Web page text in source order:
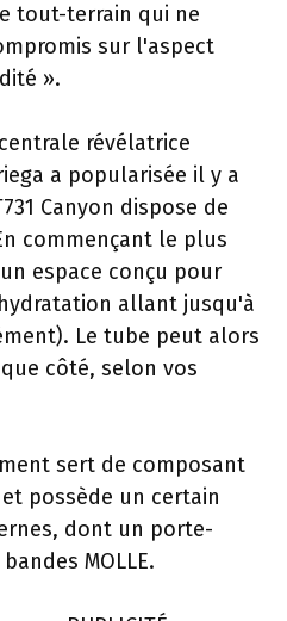
tout-terrain qui ne
sur l'aspect
».
révélatrice
a popularisée il y a
Canyon dispose de
commençant le plus
espace conçu pour
allant jusqu'à
Le tube peut alors
côté, selon vos
sert de composant
possède un certain
dont un porte-
MOLLE.